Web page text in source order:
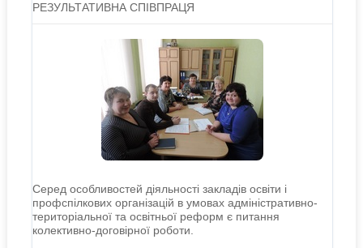
РЕЗУЛЬТАТИВНА СПІВПРАЦЯ
Серед особливостей діяльності закладів освіти і
профспілкових організацій в умовах адміністративно-
територіальної та освітньої реформ є питання
колективно-договірної роботи.